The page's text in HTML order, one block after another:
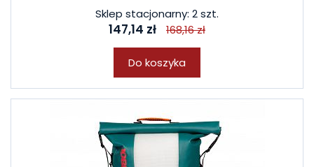
Sklep stacjonarny: 2 szt.
147,14 zł 168,16 zł
Do koszyka